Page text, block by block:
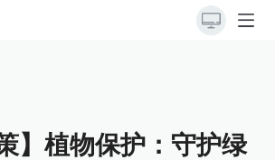
】植物保护：守护绿